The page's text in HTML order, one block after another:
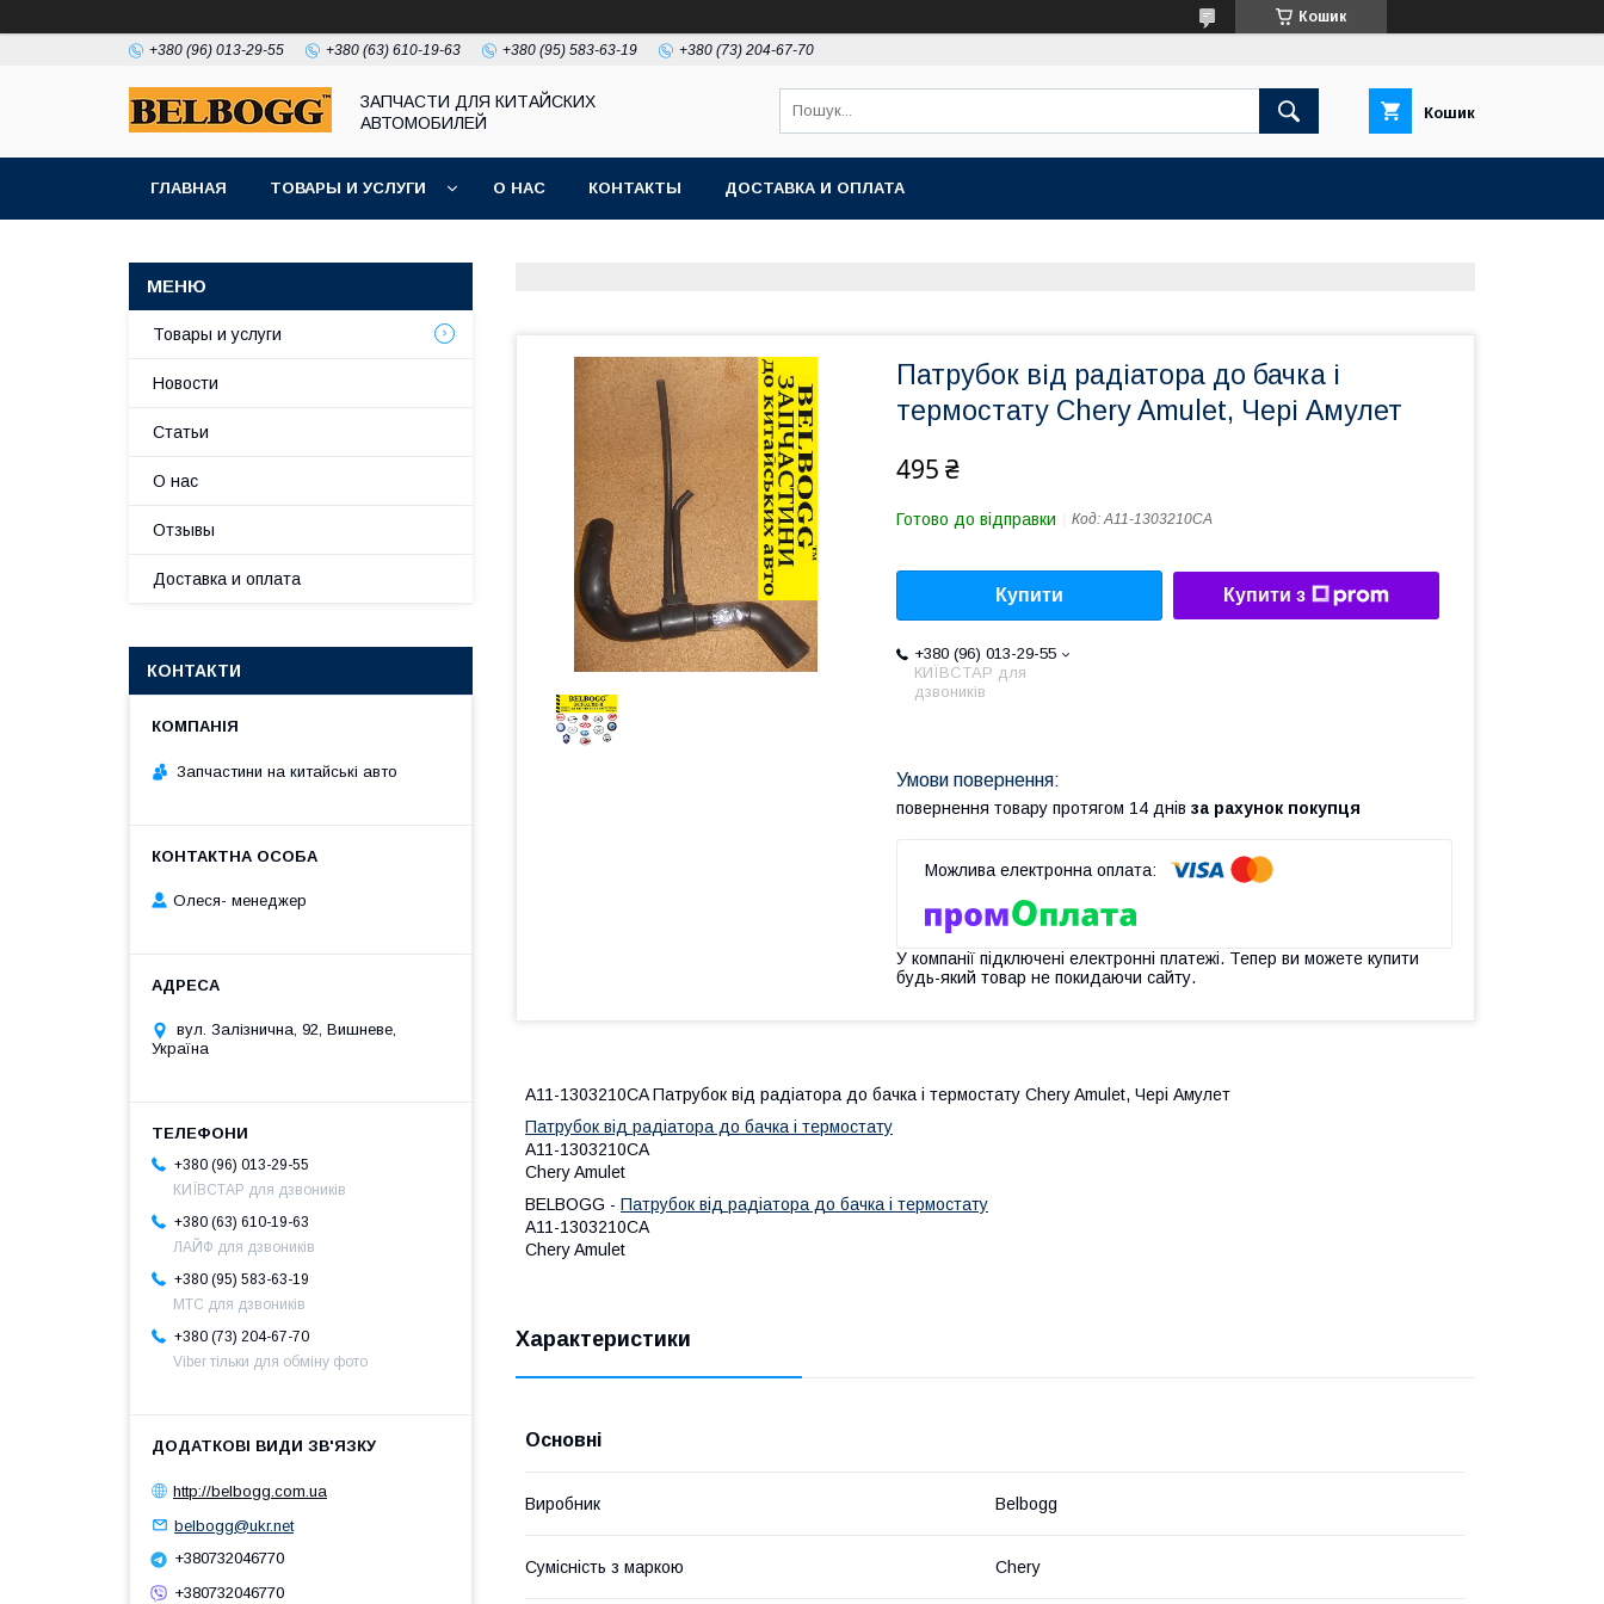
Кошик
+380 (96) 013-29-55 +380 (63) 610-19-63 +380 (95) 583-63-19 +380 (73) 204-67-70
ЗАПЧАСТИ ДЛЯ КИТАЙСКИХ
АВТОМОБИЛЕЙ
Кошик
ГЛАВНАЯ ТОВАРЫ И УСЛУГИ О НАС КОНТАКТЫ ДОСТАВКА И ОПЛАТА
Патрубок від радіатора до бачка і
термостату Chery Amulet, Чері Амулет
495 ₴
Готово до відправки Код:A11-1303210CA
Купити Купити з
+380 (96) 013-29-55
КИЇВСТАР для
дзвоників
повернення товару протягом 14 днів за рахунок покупця
У компанії підключені електронні платежі. Тепер ви можете купити
будь-який товар не покидаючи сайту.
A11-1303210CA Патрубок від радіатора до бачка і термостату Chery Amulet, Чері Амулет
Патрубок від радіатора до бачка і термостату
A11-1303210CA
Chery Amulet
BELBOGG - Патрубок від радіатора до бачка і термостату
A11-1303210CA
Chery Amulet
Характеристики
Основні
Виробник Belbogg
Сумісність з маркою Chery
Товары и услуги
Новости
Статьи
О нас
Отзывы
Доставка и оплата
КОНТАКТИ
Запчастини на китайські авто
Олеся- менеджер
вул. Залізнична, 92, Вишневе,
Україна
+380 (96) 013-29-55
КИЇВСТАР для дзвоників
+380 (63) 610-19-63
ЛАЙФ для дзвоників
+380 (95) 583-63-19
МТС для дзвоників
+380 (73) 204-67-70
Viber тільки для обміну фото
http://belbogg.com.ua
belbogg@ukr.net
+380732046770
+380732046770